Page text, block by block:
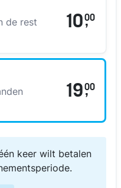
de rest
10,
00
19,
00
keer wilt betalen